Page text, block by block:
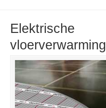
Elektrische
vloerverwarming